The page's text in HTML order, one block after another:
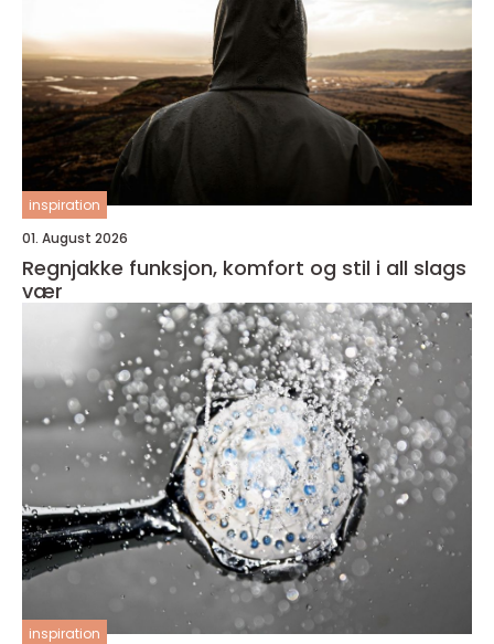
inspiration
01. August 2026
Regnjakke funksjon, komfort og stil i all slags
vær
inspiration